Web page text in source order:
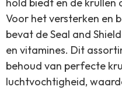
hold biedt en de krullen
Voor het versterken en
bevat de Seal and
en vitamines. Dit
behoud van perfecte
luchtvochtigheid,